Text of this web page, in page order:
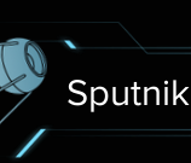
Sputnik